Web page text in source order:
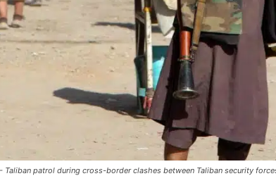
Taliban patrol during cross-border clashes between Taliban security